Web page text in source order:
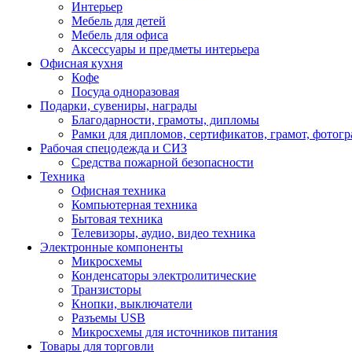
Интерьер
Мебель для детей
Мебель для офиса
Аксессуары и предметы интерьера
Офисная кухня
Кофе
Посуда одноразовая
Подарки, сувениры, награды
Благодарности, грамоты, дипломы
Рамки для дипломов, сертификатов, грамот,
Рабочая спецодежда и СИЗ
Средства пожарной безопасности
Техника
Офисная техника
Компьютерная техника
Бытовая техника
Телевизоры, аудио, видео техника
Электронные компоненты
Микросхемы
Конденсаторы электролитические
Транзисторы
Кнопки, выключатели
Разъемы USB
Микросхемы для источников питания
Товары для торговли